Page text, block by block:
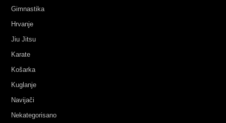
Gimnastika
Hrvanje
Jiu Jitsu
Karate
Košarka
Kuglanje
Navijači
Nekategorisano